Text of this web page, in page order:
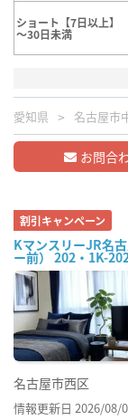
ショート【7日以上】
～30日未満
愛知県 名古屋市
お問合
割引キャンペーン
KマンスリーJR名
ー前） 202・1K-
名古屋市西区
情報更新日 2026/08/